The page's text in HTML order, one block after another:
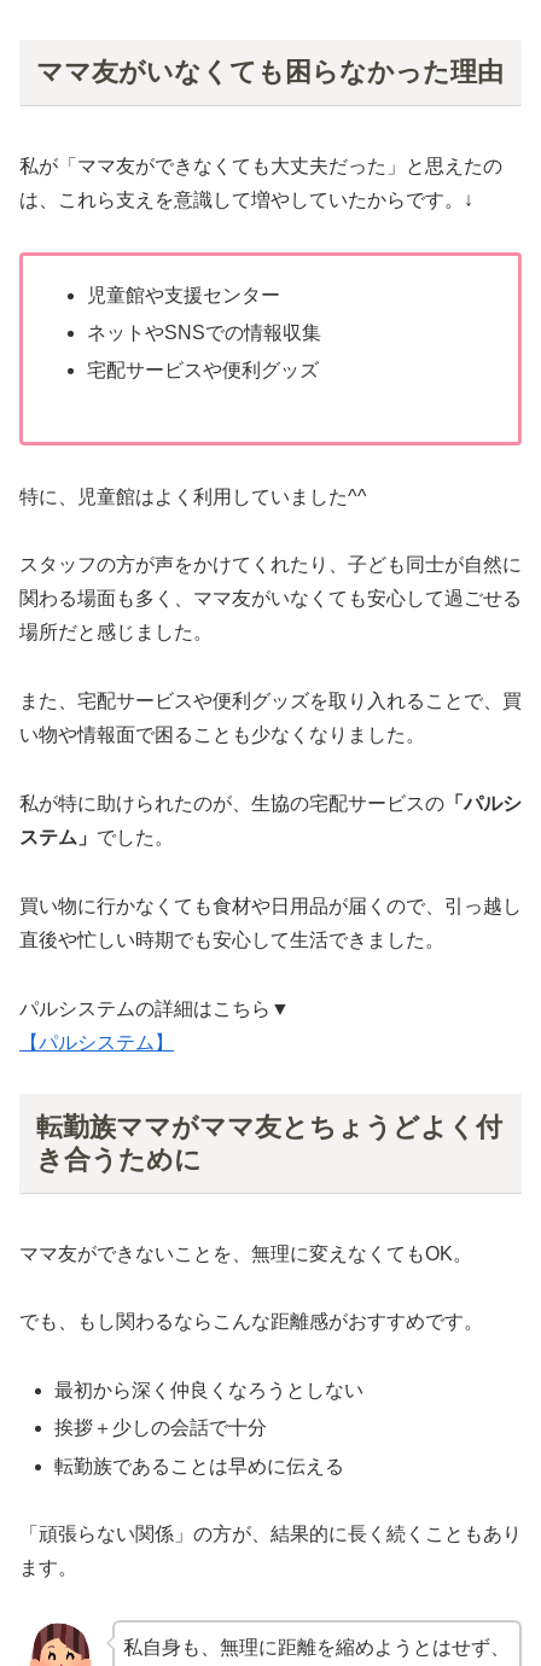
ママ友がいなくても困らなかった理由
私が「ママ友ができなくても大丈夫だった」と思えたの
は、これら支えを意識して増やしていたからです。↓
児童館や支援センター
ネットやSNSでの情報収集
宅配サービスや便利グッズ
特に、児童館はよく利用していました^^
スタッフの方が声をかけてくれたり、子ども同士が自然に
関わる場面も多く、ママ友がいなくても安心して過ごせる
場所だと感じました。
また、宅配サービスや便利グッズを取り入れることで、買
い物や情報面で困ることも少なくなりました。
私が特に助けられたのが、生協の宅配サービスの 「パルシ
ステム」 でした。
買い物に行かなくても食材や日用品が届くので、引っ越し
直後や忙しい時期でも安心して生活できました。
パルシステムの詳細はこちら▼
【パルシステム】
転勤族ママがママ友とちょうどよく付
き合うために
ママ友ができないことを、無理に変えなくてもOK。
でも、もし関わるならこんな距離感がおすすめです。
最初から深く仲良くなろうとしない
挨拶＋少しの会話で十分
転勤族であることは早めに伝える
「頑張らない関係」の方が、結果的に長く続くこともあり
ます。
私自身も、無理に距離を縮めようとはせず、